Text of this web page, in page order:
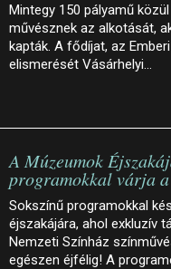
Mintegy 150 pályamű
művésznek az alkotását,
kapták. A fődíjat, az
elismerését Vásárhelyi…
A Múzeumok
programokkal várja
Sokszínű programokkal
éjszakájára, ahol exkluzív
Nemzeti Színház
egészen éjfélig! A